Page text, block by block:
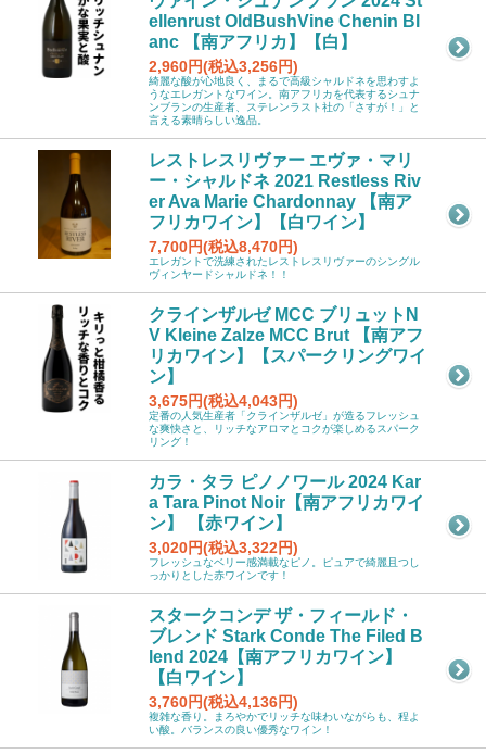
ellenrust OldBushVine Chenin Bl
anc 【南アフリカ】【白】
2,960円(税込3,256円)
綺麗な酸が心地良く、まるで高級シャルドネを思わすよ
うなエレガントなワイン。南アフリカを代表するシュナ
ンブランの生産者、ステレンラスト社の「さすが！」と
言える素晴らしい逸品。
レストレスリヴァー エヴァ・マリ
ー・シャルドネ 2021 Restless Riv
er Ava Marie Chardonnay 【南ア
フリカワイン】【白ワイン】
7,700円(税込8,470円)
エレガントで洗練されたレストレスリヴァーのシングル
ヴィンヤードシャルドネ！！
クラインザルゼ MCC ブリュットN
V Kleine Zalze MCC Brut 【南アフ
リカワイン】【スパークリングワイ
ン】
3,675円(税込4,043円)
定番の人気生産者「クラインザルゼ」が造るフレッシュ
な爽快さと、リッチなアロマとコクが楽しめるスパーク
リング！
カラ・タラ ピノノワール 2024 Kar
a Tara Pinot Noir【南アフリカワイ
ン】 【赤ワイン】
3,020円(税込3,322円)
フレッシュなベリー感満載なピノ。ピュアで綺麗且つし
っかりとした赤ワインです！
スタークコンデ ザ・フィールド・
ブレンド Stark Conde The Filed B
lend 2024【南アフリカワイン】
【白ワイン】
3,760円(税込4,136円)
複雑な香り。まろやかでリッチな味わいながらも、程よ
い酸。バランスの良い優秀なワイン！